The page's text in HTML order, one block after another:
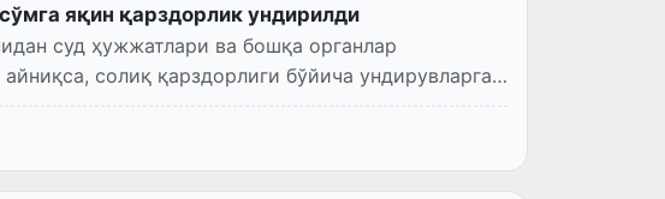
яқин қарздорлик ундирилди
суд ҳужжатлари ва бошқа органлар
солиқ қарздорлиги бўйича ундирувларга